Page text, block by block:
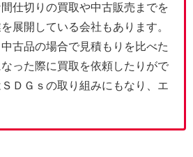
仕切りの買取や中古販売までを
展開している会社もあります。
古品の場合で見積もりを比べた
った際に買取を依頼したりがで
ＤＧｓの取り組みにもなり、エ